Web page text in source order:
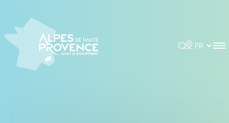
Rechercher
Choisir la